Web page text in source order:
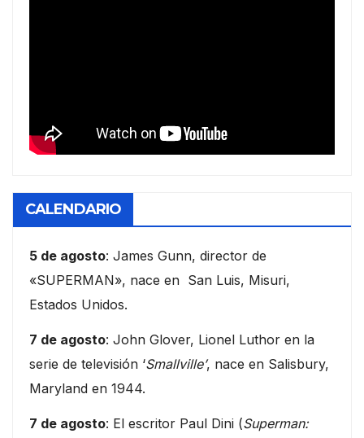
CALENDARIO
5 de agosto: James Gunn, director de
«SUPERMAN», nace en San Luis, Misuri,
Estados Unidos.
7 de agosto: John Glover, Lionel Luthor en la
serie de televisión ‘Smallville’, nace en Salisbury,
Maryland en 1944.
7 de agosto: El escritor Paul Dini (Superman: